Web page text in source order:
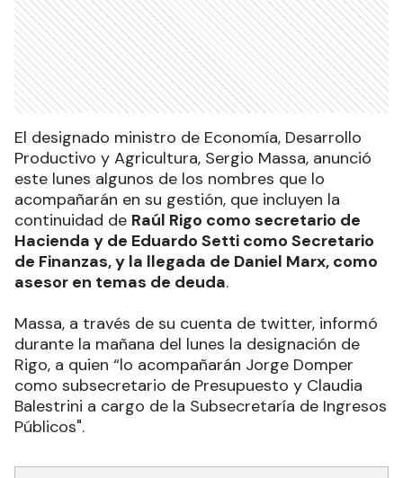
El designado ministro de Economía, Desarrollo
Productivo y Agricultura, Sergio Massa, anunció
este lunes algunos de los nombres que lo
acompañarán en su gestión, que incluyen la
continuidad de Raúl Rigo como secretario de
Hacienda y de Eduardo Setti como Secretario
de Finanzas, y la llegada de Daniel Marx, como
asesor en temas de deuda.
Massa, a través de su cuenta de twitter, informó
durante la mañana del lunes la designación de
Rigo, a quien “lo acompañarán Jorge Domper
como subsecretario de Presupuesto y Claudia
Balestrini a cargo de la Subsecretaría de Ingresos
Públicos".